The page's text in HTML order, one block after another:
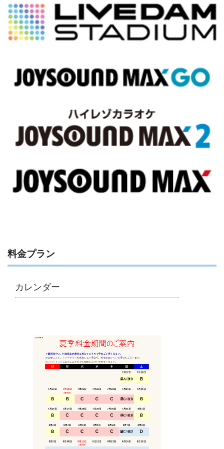
料金プラン
カレンダー